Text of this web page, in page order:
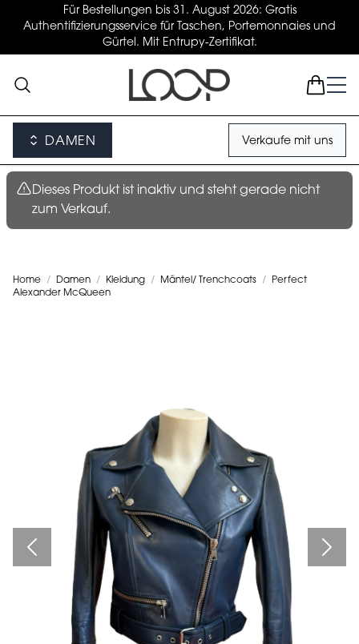
Für Bestellungen bis 31. August 2026: Gratis
Authentifizierungsservice für Taschen, Portemonnaies und
Gürtel. Mit Entrupy-Zertifikat.
DAMEN Verkaufe mit uns
Dieses Produkt ist inaktiv und steht gerade nicht
zum Verkauf.
Home / Damen / Kleidung / Mäntel/ Trenchcoats /
Perfect
Alexander McQueen